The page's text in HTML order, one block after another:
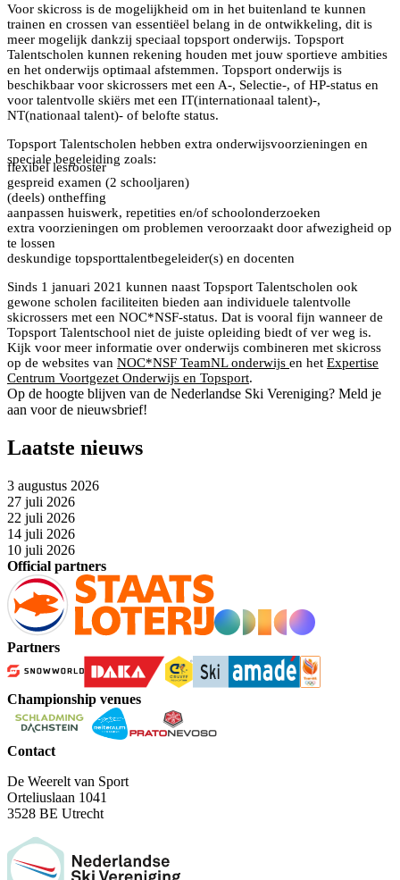
Voor skicross is de mogelijkheid om in het buitenland te kunnen
trainen en crossen van essentiëel belang in de ontwikkeling, dit is
meer mogelijk dankzij speciaal topsport onderwijs. Topsport
Talentscholen kunnen rekening houden met jouw sportieve ambities
en het onderwijs optimaal afstemmen. Topsport onderwijs is
beschikbaar voor skicrossers met een A-, Selectie-, of HP-status en
voor talentvolle skiërs met een IT(internationaal talent)-,
NT(nationaal talent)- of belofte status.
Topsport Talentscholen hebben extra onderwijsvoorzieningen en
speciale begeleiding zoals:
flexibel lesrooster
gespreid examen (2 schooljaren)
(deels) ontheffing
aanpassen huiswerk, repetities en/of schoolonderzoeken
extra voorzieningen om problemen veroorzaakt door afwezigheid op
te lossen
deskundige topsporttalentbegeleider(s) en docenten
Sinds 1 januari 2021 kunnen naast Topsport Talentscholen ook
gewone scholen faciliteiten bieden aan individuele talentvolle
skicrossers met een NOC*NSF-status. Dat is vooral fijn wanneer de
Topsport Talentschool niet de juiste opleiding biedt of ver weg is.
Kijk voor meer informatie over onderwijs combineren met skicross
op de websites van NOC*NSF TeamNL onderwijs en het Expertise
Centrum Voortgezet Onderwijs en Topsport.
Op de hoogte blijven van de Nederlandse Ski Vereniging? Meld je
aan voor de nieuwsbrief!
Laatste nieuws
3 augustus 2026
27 juli 2026
22 juli 2026
14 juli 2026
10 juli 2026
Official partners
Partners
Championship venues
Contact
De Weerelt van Sport
Orteliuslaan 1041
3528 BE Utrecht